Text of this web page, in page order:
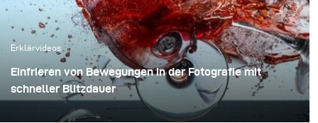
Erklärvideos
Einfrieren von Bewegungen in der Fotografie mit
schneller Blitzdauer